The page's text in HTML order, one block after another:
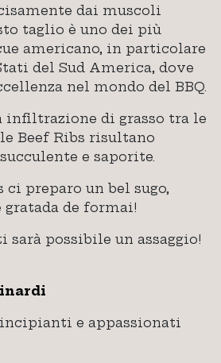
dai muscoli
taglio è uno dei più
americano, in particolare
del Sud America, dove
nel mondo del BBQ.
infiltrazione di grasso tra le
Beef Ribs risultano
e saporite.
ci preparo un bel sugo,
gratada de formai!
possibile un assaggio!
e appassionati